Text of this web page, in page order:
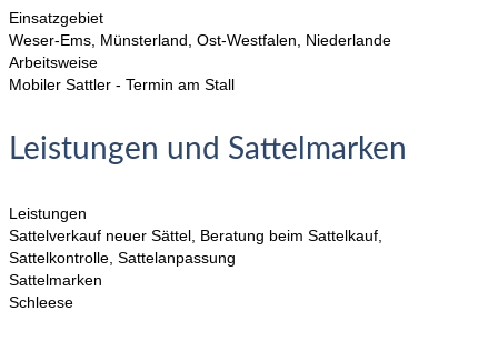
Einsatzgebiet
Weser-Ems, Münsterland, Ost-Westfalen, Niederlande
Arbeitsweise
Mobiler Sattler - Termin am Stall
Leistungen und Sattelmarken
Leistungen
Sattelverkauf neuer Sättel, Beratung beim Sattelkauf,
Sattelkontrolle, Sattelanpassung
Sattelmarken
Schleese